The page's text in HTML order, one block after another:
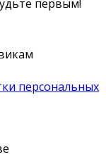
первым!
персональных